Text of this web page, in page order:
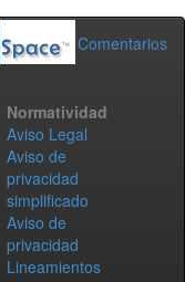
Comentarios
Normatividad
Aviso Legal
Aviso de
privacidad
simplificado
Aviso de
privacidad
Lineamientos